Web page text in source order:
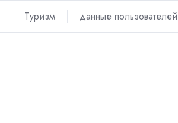
Туризм данные пользователей